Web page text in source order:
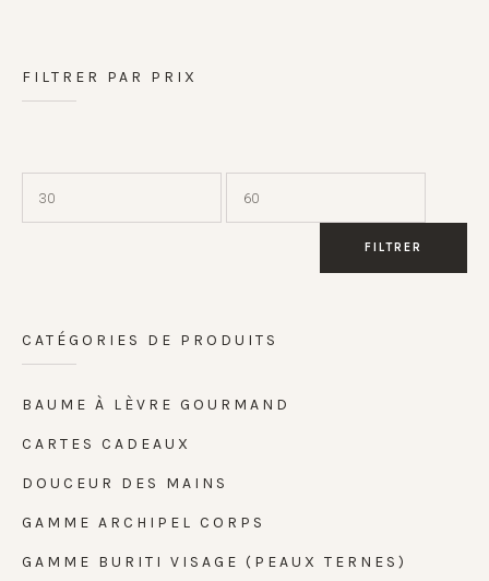
FILTRER PAR PRIX
FILTRER
CATÉGORIES DE PRODUITS
BAUME À LÈVRE GOURMAND
CARTES CADEAUX
DOUCEUR DES MAINS
GAMME ARCHIPEL CORPS
GAMME BURITI VISAGE (PEAUX TERNES)